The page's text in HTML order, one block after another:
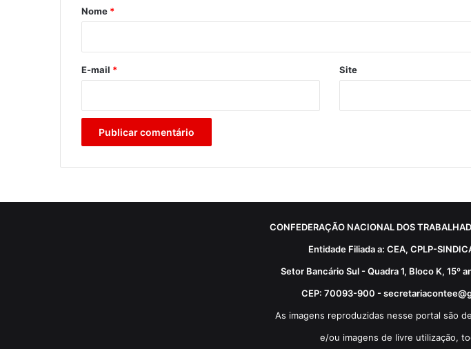
r
*
Nome *
E-mail * Site
CONFEDERAÇÃO NACIONAL DOS
Entidade Filiada a: CEA, CPLP-
Setor Bancário Sul - Quadra 1, Bloco K, 15º
CEP: 70093-900 -
As imagens reproduzidas nesse portal são
e/ou imagens de livre utilização,